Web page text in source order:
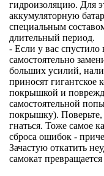
гидроизоляцию. Для
аккумуляторную
специальным
длительный период.
- Если у вас спустило
самостоятельно
больших усилий,
приносят гигантское
покрышкой и
самостоятельной
покрышку). Поверьте,
гнаться. Тоже самое
сброса ошибок -
Зачастую откатить
самокат